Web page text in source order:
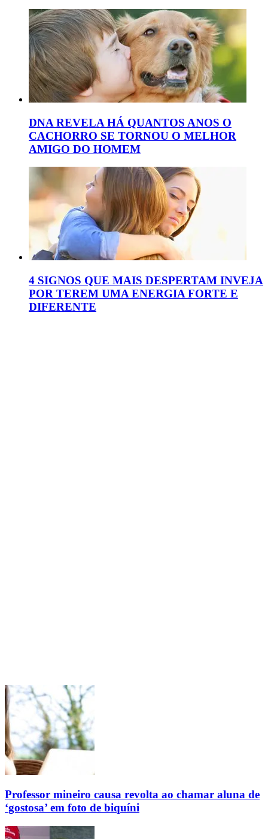
DNA REVELA HÁ QUANTOS ANOS O
CACHORRO SE TORNOU O MELHOR
AMIGO DO HOMEM
4 SIGNOS QUE MAIS DESPERTAM INVEJA
POR TEREM UMA ENERGIA FORTE E
DIFERENTE
Professor mineiro causa revolta ao chamar aluna de
‘gostosa’ em foto de biquíni